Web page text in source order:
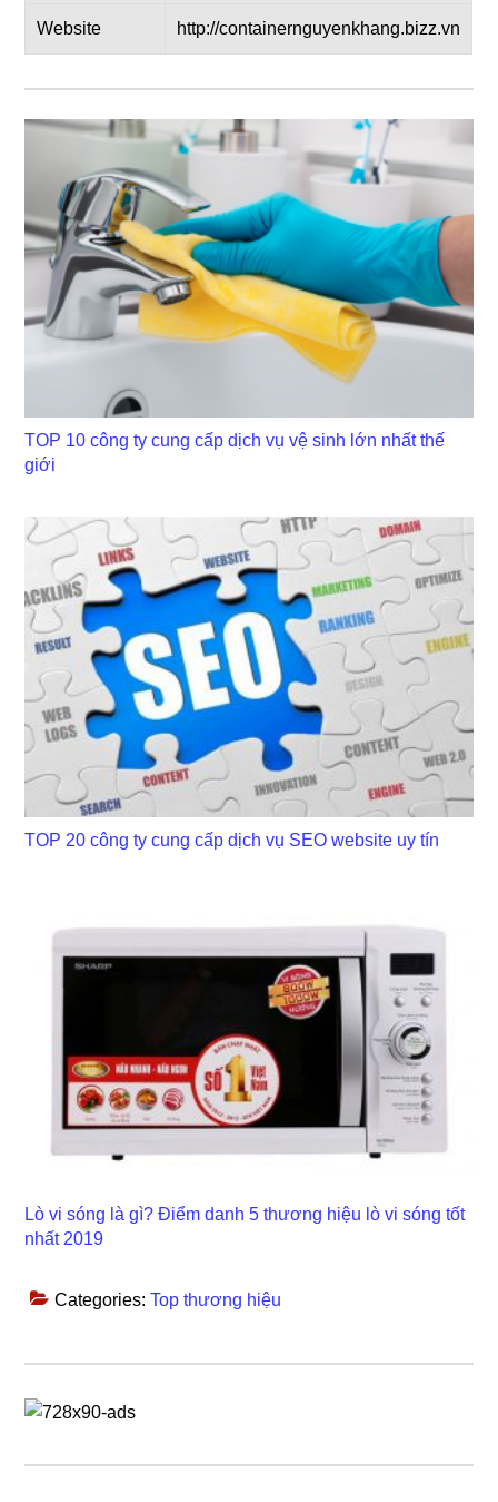
Website http://containernguyenkhang.bizz.vn
TOP 10 công ty cung cấp dịch vụ vệ sinh lớn nhất thế
giới
TOP 20 công ty cung cấp dịch vụ SEO website uy tín
Lò vi sóng là gì? Điểm danh 5 thương hiệu lò vi sóng tốt
nhất 2019
Categories:Top thương hiệu